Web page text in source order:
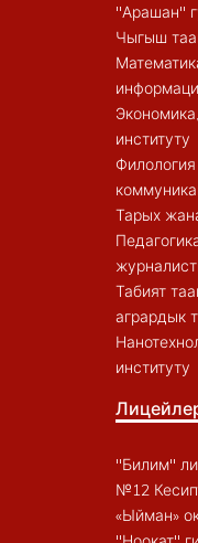
"Арашан"
Чыгыш
институту
Тарых
Табият
агрардык
институту
"Билим"
№12
«Ыйман»